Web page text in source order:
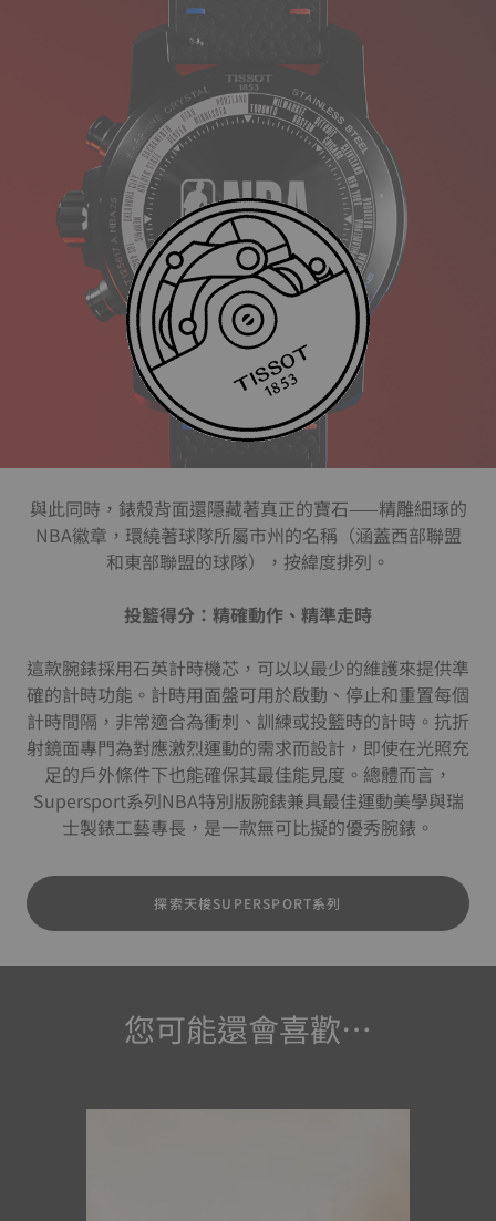
與此同時，錶殼背面還隱藏著真正的寶石——精雕細琢的
NBA徽章，環繞著球隊所屬市州的名稱（涵蓋西部聯盟
和東部聯盟的球隊），按緯度排列。
投籃得分：精確動作、精準走時
這款腕錶採用石英計時機芯，可以以最少的維護來提供準
確的計時功能。計時用面盤可用於啟動、停止和重置每個
計時間隔，非常適合為衝刺、訓練或投籃時的計時。抗折
射鏡面專門為對應激烈運動的需求而設計，即使在光照充
足的戶外條件下也能確保其最佳能見度。總體而言，
Supersport系列NBA特別版腕錶兼具最佳運動美學與瑞
士製錶工藝專長，是一款無可比擬的優秀腕錶。
探索天梭SUPERSPORT系列
您可能還會喜歡…